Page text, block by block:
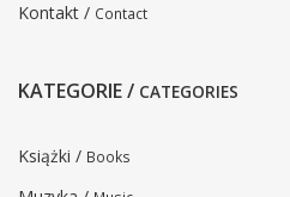
Kontakt / Contact
KATEGORIE / CATEGORIES
Książki / Books